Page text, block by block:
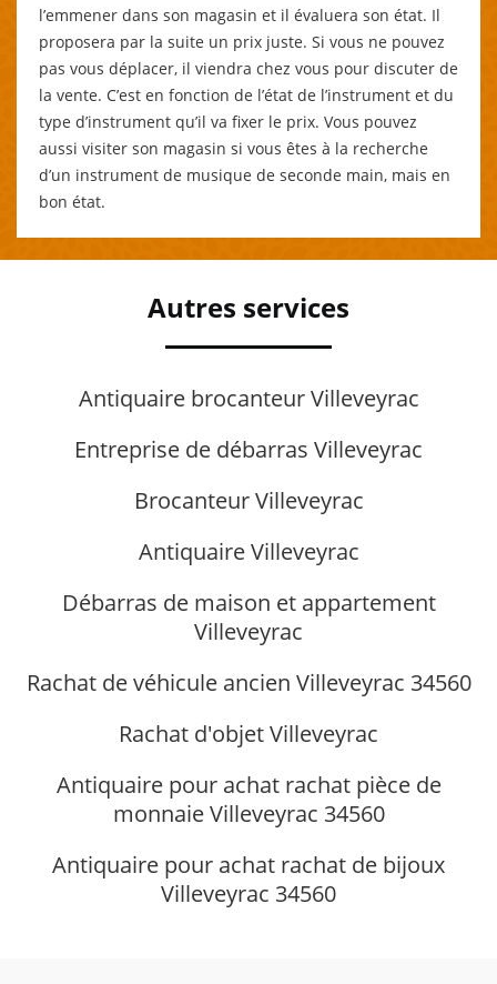
l’emmener dans son magasin et il évaluera son état. Il
proposera par la suite un prix juste. Si vous ne pouvez
pas vous déplacer, il viendra chez vous pour discuter de
la vente. C’est en fonction de l’état de l’instrument et du
type d’instrument qu’il va fixer le prix. Vous pouvez
aussi visiter son magasin si vous êtes à la recherche
d’un instrument de musique de seconde main, mais en
bon état.
Autres services
Antiquaire brocanteur Villeveyrac
Entreprise de débarras Villeveyrac
Brocanteur Villeveyrac
Antiquaire Villeveyrac
Débarras de maison et appartement
Villeveyrac
Rachat de véhicule ancien Villeveyrac 34560
Rachat d'objet Villeveyrac
Antiquaire pour achat rachat pièce de
monnaie Villeveyrac 34560
Antiquaire pour achat rachat de bijoux
Villeveyrac 34560